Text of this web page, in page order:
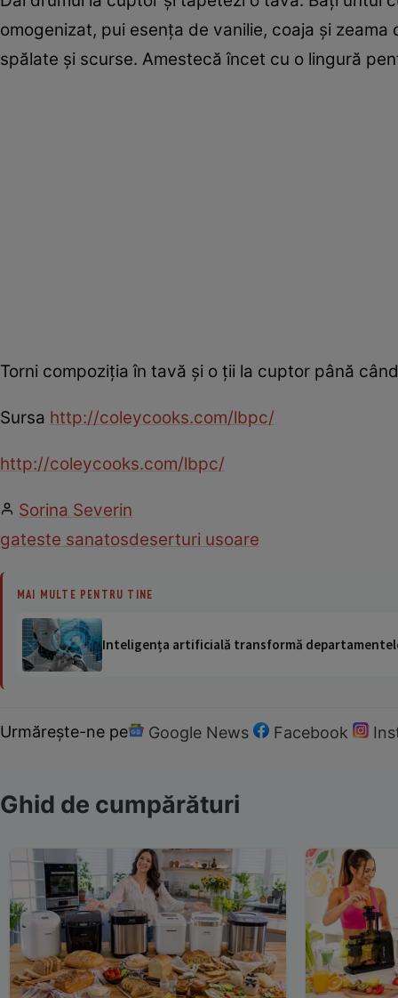
omogenizat, pui esenţa de vanilie, coaja şi
spălate şi scurse. Amestecă încet cu o lingură
Torni compoziţia în tavă şi o ţii la cuptor până
Sursa http://coleycooks.com/lbpc/
http://coleycooks.com/lbpc/
Sorina Severin
gateste sanatosdeserturi usoare
MAI MULTE PENTRU TINE
Inteligența artificială transformă
Urmărește-ne pe Google News Facebook
Ghid de cumpărături